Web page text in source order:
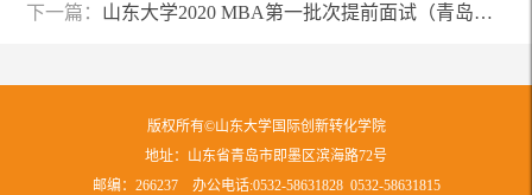
下一篇：
山东大学2020 MBA第一批次提前面试（青岛教学点）安排详情说明
版权所有©山东大学国际创新转化学院
地址：山东省青岛市即墨区滨海路72号
邮编：266237 办公电话:0532-58631828 0532-58631815